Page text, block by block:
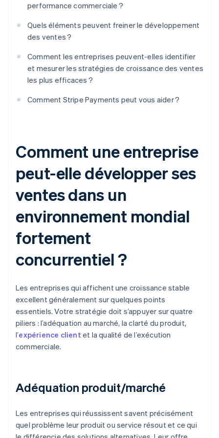
performance commerciale ?
Quels éléments peuvent freiner le développement
des ventes ?
Comment les entreprises peuvent-elles identifier
et mesurer les stratégies de croissance des ventes
les plus efficaces ?
Comment Stripe Payments peut vous aider ?
Comment une entreprise
peut-elle développer ses
ventes dans un
environnement mondial
fortement
concurrentiel ?
Les entreprises qui affichent une croissance stable
excellent généralement sur quelques points
essentiels. Votre stratégie doit s’appuyer sur quatre
piliers : l’adéquation au marché, la clarté du produit,
l’expérience client et la qualité de l’exécution
commerciale.
Adéquation produit/marché
Les entreprises qui réussissent savent précisément
quel problème leur produit ou service résout et ce qui